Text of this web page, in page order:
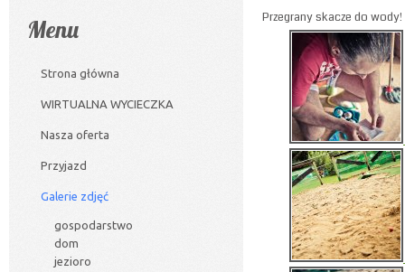
Przegrany skacze do wody!
Menu
Strona główna
WIRTUALNA WYCIECZKA
Nasza oferta
Przyjazd
Galerie zdjęć
gospodarstwo
dom
jezioro